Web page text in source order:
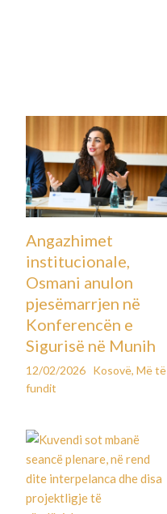
Angazhimet
institucionale,
Osmani anulon
pjesëmarrjen në
Konferencën e
Sigurisë në Munih
12/02/2026 Kosovë,Më të
fundit